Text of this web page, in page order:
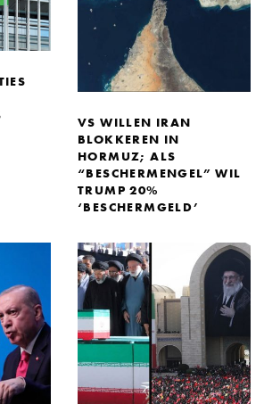
VS WILLEN IRAN
BLOKKEREN IN
HORMUZ; ALS
“BESCHERMENGEL” WIL
TRUMP 20%
‘BESCHERMGELD’